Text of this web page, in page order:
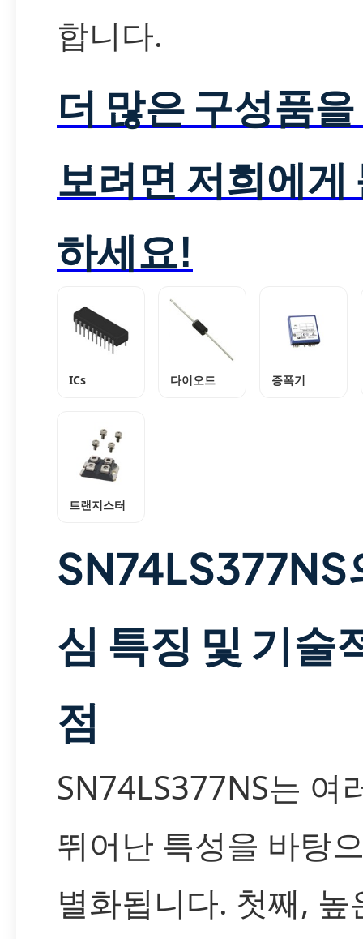
합니다.
더 많은 구성품
보려면 저희에게
하세요!
ICs 다이오드 증폭기
트랜지스터
SN74LS377NS
심 특징 및 기술
점
SN74LS377NS는 여
뛰어난 특성을 바탕
별화됩니다. 첫째, 높